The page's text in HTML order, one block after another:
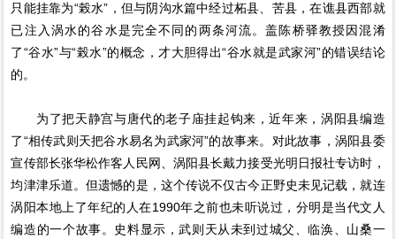
只能挂靠为“榖水”，但与阴沟水篇中经过柘县、苦县，在谯县西部就
已注入涡水的谷水是完全不同的两条河流。盖陈桥驿教授因混淆
了“谷水”与“榖水”的概念，才大胆得出“谷水就是武家河”的错误结论
的。
为了把天静宫与唐代的老子庙挂起钩来，近年来，涡阳县编造
了“相传武则天把谷水易名为武家河”的故事来。对此故事，涡阳县委
宣传部长张华松作客人民网、涡阳县长戴力接受光明日报社专访时，
均津津乐道。但遗憾的是，这个传说不仅古今正野史未见记载，就连
涡阳本地上了年纪的人在1990年之前也未听说过，分明是当代文人
编造的一个故事。史料显示，武则天从未到过城父、临涣、山桑一